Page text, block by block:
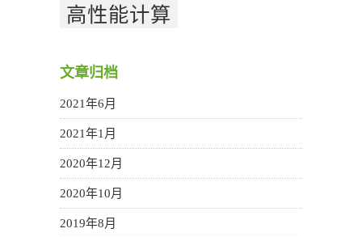
高性能计算
文章归档
2021年6月
2021年1月
2020年12月
2020年10月
2019年8月